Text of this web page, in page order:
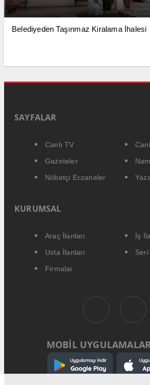
Belediyeden Taşınmaz Kiralama İhalesi
SAYFALAR
Canlı TV
Gazeteler
Nöbetçi Eczaneler
KURUMSAL
Araç İlanları
İş
Usta İlanları
Firmalar
MOBİL UYGULAMALAR